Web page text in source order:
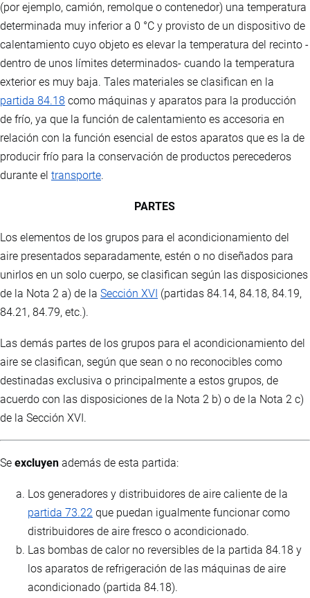
(por ejemplo, camión, remolque o contenedor) una temperatura
determinada muy inferior a 0 °C y provisto de un dispositivo de
calentamiento cuyo objeto es elevar la temperatura del recinto -
dentro de unos límites determinados- cuando la temperatura
exterior es muy baja. Tales materiales se clasifican en la
partida 84.18 como máquinas y aparatos para la producción
de frío, ya que la función de calentamiento es accesoria en
relación con la función esencial de estos aparatos que es la de
producir frío para la conservación de productos perecederos
durante el transporte.
PARTES
Los elementos de los grupos para el acondicionamiento del
aire presentados separadamente, estén o no diseñados para
unirlos en un solo cuerpo, se clasifican según las disposiciones
de la Nota 2 a) de la Sección XVI (partidas 84.14, 84.18, 84.19,
84.21, 84.79, etc.).
Las demás partes de los grupos para el acondicionamiento del
aire se clasifican, según que sean o no reconocibles como
destinadas exclusiva o principalmente a estos grupos, de
acuerdo con las disposiciones de la Nota 2 b) o de la Nota 2 c)
de la Sección XVI.
Se excluyen además de esta partida:
Los generadores y distribuidores de aire caliente de la
partida 73.22 que puedan igualmente funcionar como
distribuidores de aire fresco o acondicionado.
Las bombas de calor no reversibles de la partida 84.18 y
los aparatos de refrigeración de las máquinas de aire
acondicionado (partida 84.18).